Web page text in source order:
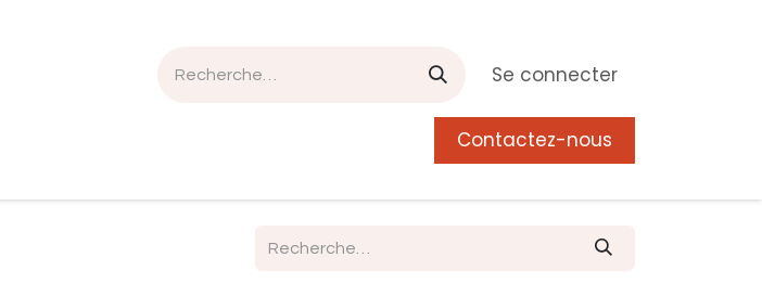
Se connecter
Postes
0
Contactez-nous